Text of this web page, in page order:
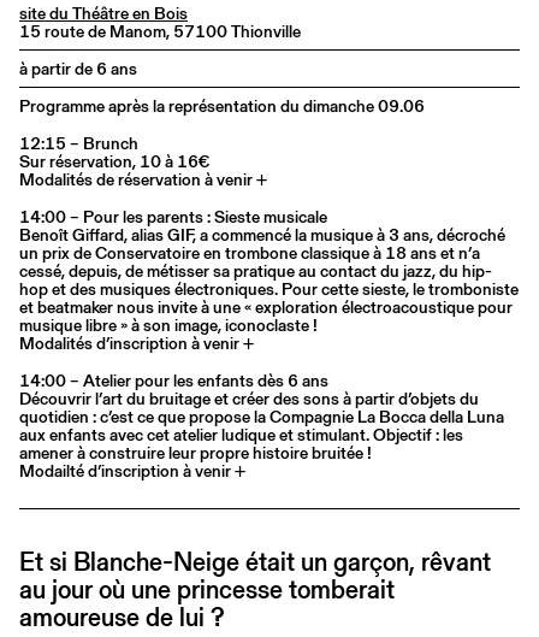
site du Théâtre en Bois
15 route de Manom, 57100 Thionville
à partir de 6 ans
Programme après la représentation du dimanche 09.06
12:15 – Brunch
Sur réservation, 10 à 16€
Modalités de réservation à venir +
14:00 – Pour les parents : Sieste musicale
Benoît Giffard, alias GIF, a commencé la musique à 3 ans, décroché
un prix de Conservatoire en trombone classique à 18 ans et n’a
cessé, depuis, de métisser sa pratique au contact du jazz, du hip-
hop et des musiques électroniques. Pour cette sieste, le tromboniste
et beatmaker nous invite à une « exploration électroacoustique pour
musique libre » à son image, iconoclaste !
Modalités d’inscription à venir +
14:00 – Atelier pour les enfants dès 6 ans
Découvrir l’art du bruitage et créer des sons à partir d’objets du
quotidien : c’est ce que propose la Compagnie La Bocca della Luna
aux enfants avec cet atelier ludique et stimulant. Objectif : les
amener à construire leur propre histoire bruitée !
Modailté d’inscription à venir +
Et si Blanche-Neige était un garçon, rêvant
au jour où une princesse tomberait
amoureuse de lui ?